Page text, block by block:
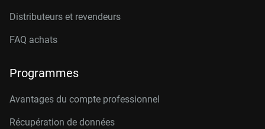
Distributeurs et revendeurs
FAQ achats
Programmes
Avantages du compte professionnel
Récupération de données